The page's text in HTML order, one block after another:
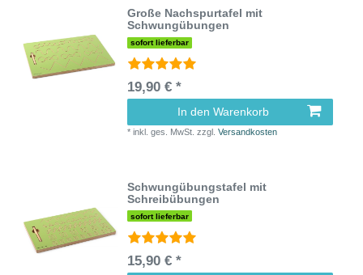
Große Nachspurtafel mit
Schwungübungen
sofort lieferbar
19,90 € *
In den Warenkorb
*inkl. ges. MwSt. zzgl.Versandkosten
Schwungübungstafel mit
Schreibübungen
sofort lieferbar
15,90 € *